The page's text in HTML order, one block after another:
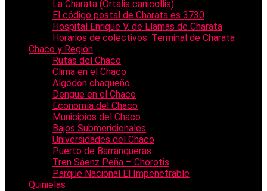
La Charata (Ortalis canicollis)
El código postal de Charata es 3730
Hospital Enrique V. de Llamas de Charata
Horarios de colectivos: Terminal de Charata
Chaco y Región
Rutas del Chaco
Clima en el Chaco
Algodón chaqueño
Dengue en el Chaco
Economía del Chaco
Municipios del Chaco
Bajos Submeridionales
Universidades del Chaco
Puerto de Barranqueras
Tren Sáenz Peña – Chorotis
Parque Nacional El Impenetrable
Quinielas